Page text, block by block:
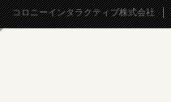
コロニーインタラクティブ株式会社